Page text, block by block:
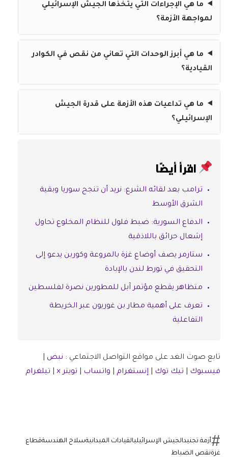
ما هي الإجراءات التي يتخذها الجيش الإسرائيلي
لمواجهة الأزمة؟
ما هي أبرز الوحدات التي تعاني من نقص في الكوادر
القيادية؟
ما هي تداعيات هذه الأزمة على قدرة الجيش
الإسرائيلي؟
اقرأ أيضًا
ترامب بعد لقائه الشرع: نريد أن تنجح سوريا وبقية
الشرق الأوسط
الدفاع السورية: ضبط فلول للنظام المخلوع تحاول
إشعال حرائق باللاذقية
ستارمر يصف أوضاع غزة بالمروعة وكوربن يدعو إلى
التحقيق في تورط لندن بالإبادة
متظاهر يقطع مؤتمر آبل للمطورين نصرة لفلسطين
تعرف على أهمية مطار بن غوريون عبر الخريطة
التفاعلية
تابع صوت الغد على مواقع التواصل الاجتماعي : نبض
فيسبوك
تيك توك إنستغرام واتساب تويتر × تيلغرام
أزمة تجنيدالجيش الإسرائيليالقيادات الميدانيةسلاح الهندسةقطاع
غزةنقص الضباط